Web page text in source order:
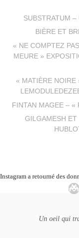
SUBSTRATUM –
BIÈRE ET
« NE COMPTEZ
MEURE »
« MATIÈRE NOIRE
FINTAN MAGEE – «
GILGAMESH ET
Instagram a retourné des
Un oeil qui